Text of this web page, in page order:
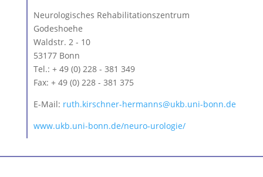
Neurologisches Rehabilitationszentrum
Godeshoehe
Waldstr. 2 - 10
53177 Bonn
Tel.: + 49 (0) 228 - 381 349
Fax: + 49 (0) 228 - 381 375
E-Mail: ruth.kirschner-hermanns@ukb.uni-bonn.de
www.ukb.uni-bonn.de/neuro-urologie/